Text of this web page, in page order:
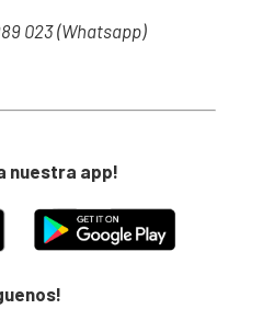
023 (Whatsapp)
nuestra app!